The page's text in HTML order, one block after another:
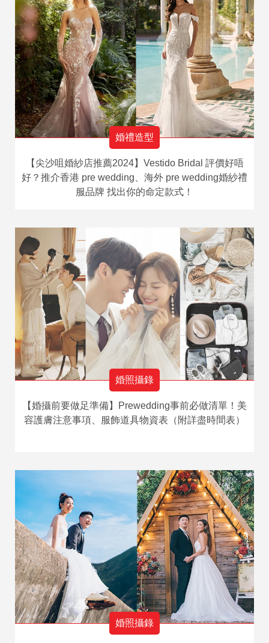
婚禮造型
【尖沙咀婚紗店推薦2024】Vestido Bridal 評價好唔
好？推介香港 pre wedding、海外 pre wedding婚紗禮
服品牌 找出你的命定款式！
婚照攝錄
【婚攝前要做足準備】Prewedding事前必做清單！美
容護膚注意事項、服飾道具物資表（附詳盡時間表）
婚照攝錄